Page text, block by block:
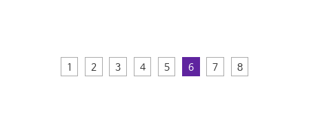
1 2 3 4 5 6 7 8